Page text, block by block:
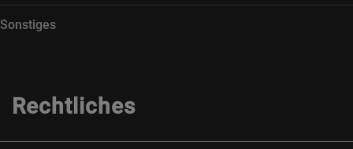
Sonstiges
Rechtliches